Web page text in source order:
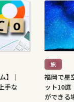
】｜
手な
続
き
を
読
む
> 旅
福岡で星
ット10選
ができる